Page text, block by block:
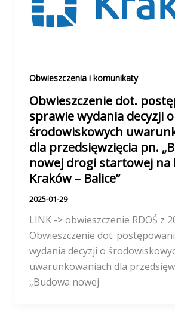
Obwieszczenia i komunikaty
Obwieszczenie dot.
sprawie wydania decyzji o
środowiskowych
dla przedsięwzięcia pn.
nowej drogi startowej na
Kraków – Balice”
2025-01-29
LINK -> obwieszczenie RDOŚ z
Obwieszczenie dot.
wydania decyzji o
uwarunkowaniach dla
„Budowa nowej